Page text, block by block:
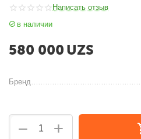
Написать отзыв
в наличии
580 000 UZS
Бренд
+
−